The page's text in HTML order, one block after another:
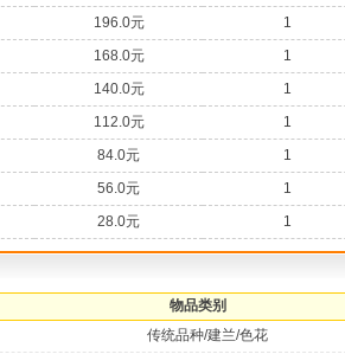
196.0元 1
168.0元 1
140.0元 1
112.0元 1
84.0元 1
56.0元 1
28.0元 1
物品类别
传统品种/建兰/色花